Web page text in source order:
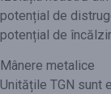
potențial de
potențial de
Mânere metalice
Unitățile TGN sunt